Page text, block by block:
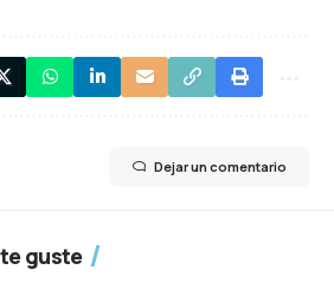
Dejar un comentario
guste